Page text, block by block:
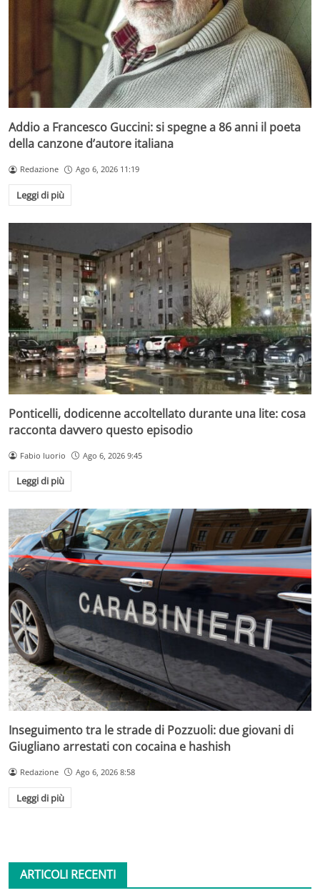
Addio a Francesco Guccini: si spegne a 86 anni il poeta
della canzone d’autore italiana
Redazione Ago 6, 2026 11:19
Leggi di più
Ponticelli, dodicenne accoltellato durante una lite: cosa
racconta davvero questo episodio
Fabio Iuorio Ago 6, 2026 9:45
Leggi di più
Inseguimento tra le strade di Pozzuoli: due giovani di
Giugliano arrestati con cocaina e hashish
Redazione Ago 6, 2026 8:58
Leggi di più
ARTICOLI RECENTI